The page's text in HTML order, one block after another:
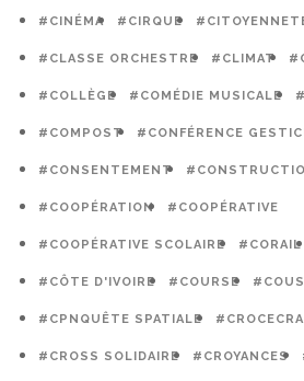
#CINÉMA #CIRQUE
#CLASSE ORCHESTRE #CLIMAT
#COLLÈGE #COMÉDIE MUSICALE
#COMPOST #CONFÉRENCE
#CONSENTEMENT
#COOPÉRATION #COOPÉRATIVE
#COOPÉRATIVE SCOLAIRE #CORAIL
#CÔTE D'IVOIRE #COURSE
#CPNQUÊTE SPATIALE
#CROSS SOLIDAIRE #CROYANCES